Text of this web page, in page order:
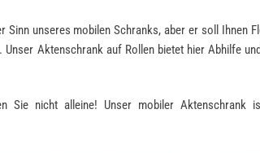
unseres mobilen Schranks, aber er soll Ihnen
Unser Aktenschrank auf Rollen bietet hier Abhilfe
Sie nicht alleine! Unser mobiler Aktenschrank